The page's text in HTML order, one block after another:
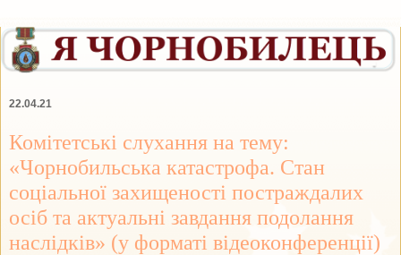
22.04.21
Комітетські слухання на тему:
«Чорнобильська катастрофа. Стан
соціальної захищеності постраждалих
осіб та актуальні завдання подолання
наслідків» (у форматі відеоконференції)